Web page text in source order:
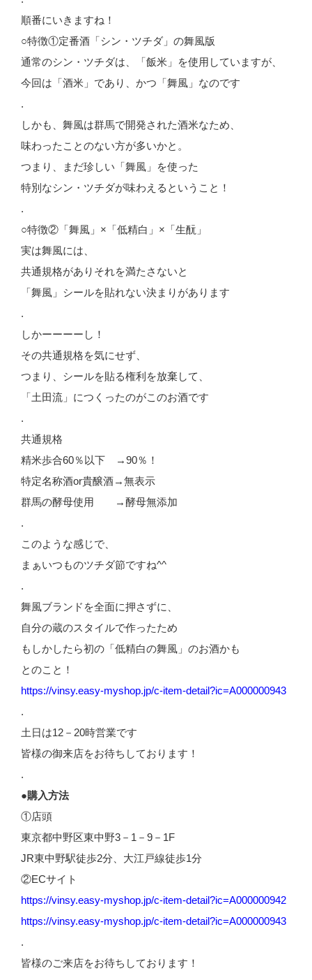
順番にいきますね！
○特徴①定番酒「シン・ツチダ」の舞風版
通常のシン・ツチダは、「飯米」を使用していますが、
今回は「酒米」であり、かつ「舞風」なのです
.
しかも、舞風は群馬で開発された酒米なため、
味わったことのない方が多いかと。
つまり、まだ珍しい「舞風」を使った
特別なシン・ツチダが味わえるということ！
.
○特徴②「舞風」×「低精白」×「生酛」
実は舞風には、
共通規格がありそれを満たさないと
「舞風」シールを貼れない決まりがあります
.
しかーーーーし！
その共通規格を気にせず、
つまり、シールを貼る権利を放棄して、
「土田流」につくったのがこのお酒です
.
共通規格
精米歩合60％以下 →90％！
特定名称酒or貴醸酒→無表示
群馬の酵母使用 →酵母無添加
.
このような感じで、
まぁいつものツチダ節ですね^^
.
舞風ブランドを全面に押さずに、
自分の蔵のスタイルで作ったため
もしかしたら初の「低精白の舞風」のお酒かも
とのこと！
https://vinsy.easy-myshop.jp/c-item-detail?ic=A000000943
.
土日は12－20時営業です
皆様の御来店をお待ちしております！
.
●購入方法
①店頭
東京都中野区東中野3－1－9－1F
JR東中野駅徒歩2分、大江戸線徒歩1分
②ECサイト
https://vinsy.easy-myshop.jp/c-item-detail?ic=A000000942
https://vinsy.easy-myshop.jp/c-item-detail?ic=A000000943
.
皆様のご来店をお待ちしております！